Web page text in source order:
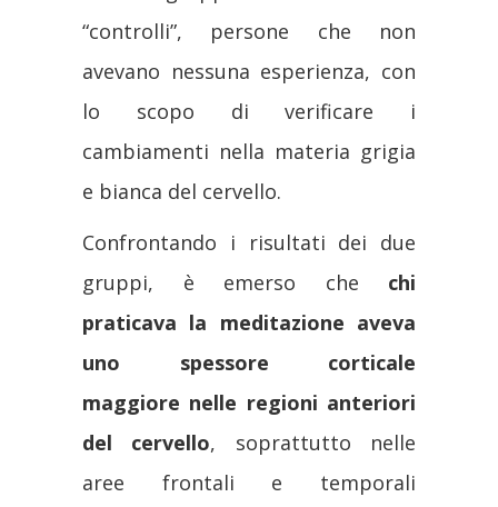
“controlli”, persone che non
avevano nessuna esperienza, con
lo scopo di verificare i
cambiamenti nella materia grigia
e bianca del cervello.
Confrontando i risultati dei due
gruppi, è emerso che chi
praticava la meditazione aveva
uno spessore corticale
maggiore nelle regioni anteriori
del cervello, soprattutto nelle
aree frontali e temporali